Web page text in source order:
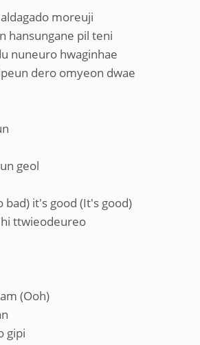
moreuji
hansungane pil teni
nuneuro hwaginhae
dero omyeon dwae
geol
bad) it's good (It's good)
ttwieodeureo
(Ooh)
gipi